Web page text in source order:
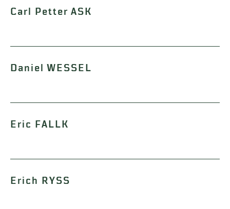
Carl Petter ASK
Daniel WESSEL
Eric FALLK
Erich RYSS